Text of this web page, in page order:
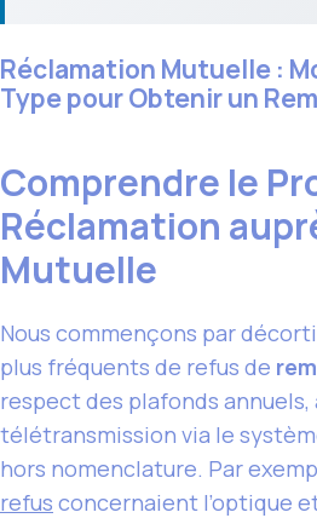
Réclamation Mutuelle :
Type pour Obtenir un
Comprendre le
Réclamation
Mutuelle
Nous commençons par
plus fréquents de refus de
respect des plafonds annuels,
télétransmission via le
hors nomenclature. Par
refus concernaient l’optique